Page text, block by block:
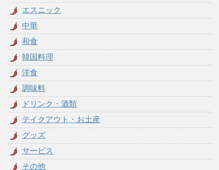
エスニック
中華
和食
韓国料理
洋食
調味料
ドリンク・酒類
テイクアウト・お土産
グッズ
サービス
その他